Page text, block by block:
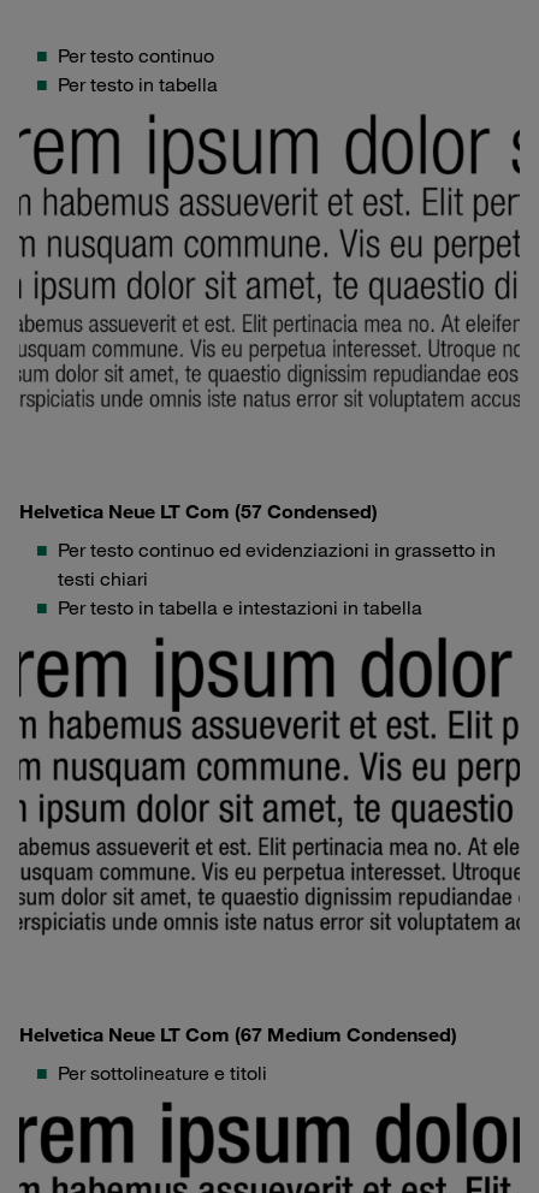
Per testo continuo
Per testo in tabella
Helvetica Neue LT Com (57 Condensed)
Per testo continuo ed evidenziazioni in grassetto in
testi chiari
Per testo in tabella e intestazioni in tabella
Helvetica Neue LT Com (67 Medium Condensed)
Per sottolineature e titoli